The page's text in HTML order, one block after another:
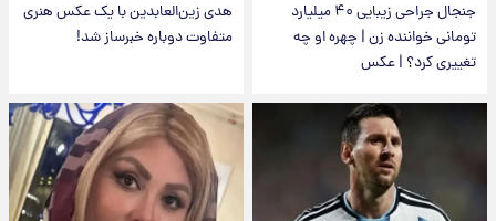
جنجال جراحی زیبایی ۴۰ میلیارد
تومانی خواننده زن | چهره او چه
تغییری کرد؟ | عکس
هدی زین‌العابدین با یک عکس هنری
متفاوت دوباره خبرساز شد!